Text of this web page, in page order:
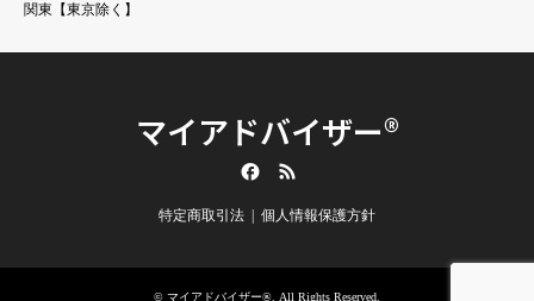
関東【東京除く】
マイアドバイザー®
特定商取引法 個人情報保護方針
© マイアドバイザー®. All Rights Reserved.